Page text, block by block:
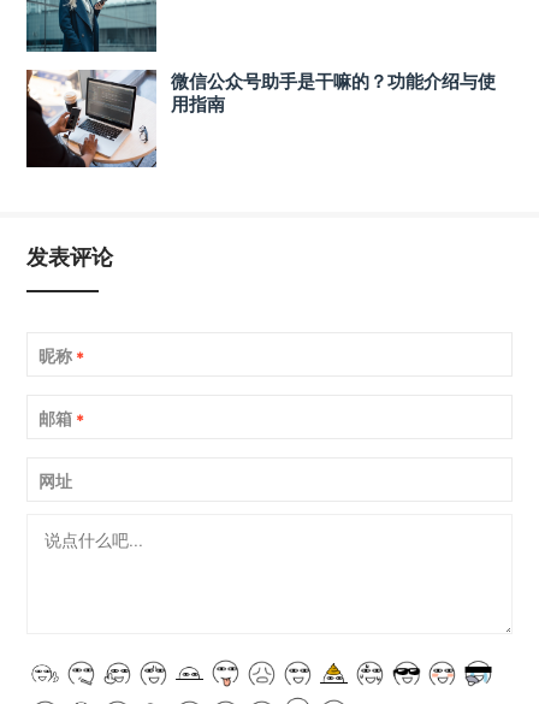
微信公众号助手是干嘛的？功能介绍与使
用指南
发表评论
昵称 *
邮箱 *
网址